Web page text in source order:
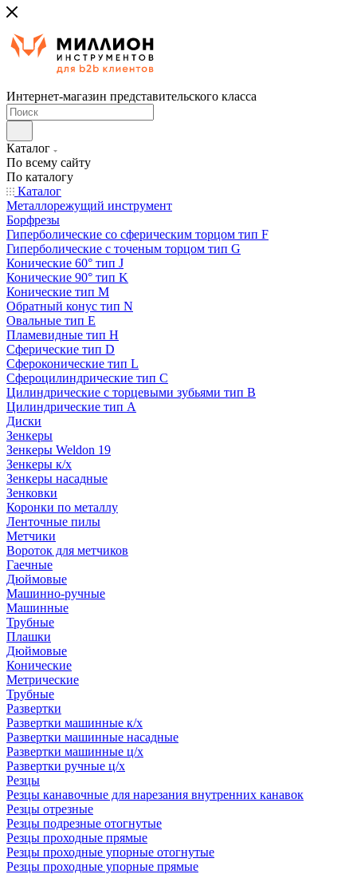
Интернет-магазин представительского класса
Каталог
По всему сайту
По каталогу
Каталог
Металлорежущий инструмент
Борфрезы
Гиперболические cо сферическим торцом тип F
Гиперболические с точеным торцом тип G
Конические 60° тип J
Конические 90° тип K
Конические тип M
Обратный конус тип N
Овальные тип E
Пламевидные тип H
Сферические тип D
Сфероконические тип L
Сфероцилиндрические тип C
Цилиндрические с торцевыми зубьями тип B
Цилиндрические тип А
Диски
Зенкеры
Зенкеры Weldon 19
Зенкеры к/х
Зенкеры насадные
Зенковки
Коронки по металлу
Ленточные пилы
Метчики
Вороток для метчиков
Гаечные
Дюймовые
Машинно-ручные
Машинные
Трубные
Плашки
Дюймовые
Конические
Метрические
Трубные
Развертки
Развертки машинные к/х
Развертки машинные насадные
Развертки машинные ц/х
Развертки ручные ц/х
Резцы
Резцы канавочные для нарезания внутренних канавок
Резцы отрезные
Резцы подрезные отогнутые
Резцы проходные прямые
Резцы проходные упорные отогнутые
Резцы проходные упорные прямые